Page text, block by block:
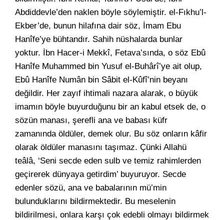
Abdiddevle’den naklen böyle söylemiştir. el-Fıkhu’l-
Ekber’de, bunun hilafına dair söz, İmam Ebu
Hanîfe’ye bühtandır. Sahih nüshalarda bunlar
yoktur. İbn Hacer-i Mekkî, Fetava’sında, o söz Ebû
Hanîfe Muhammed bin Yusuf el-Buhârî’ye ait olup,
Ebû Hanîfe Numân bin Sâbit el-Kûfî’nin beyanı
değildir. Her zayıf ihtimali nazara alarak, o büyük
imamın böyle buyurduğunu bir an kabul etsek de, o
sözün manası, şerefli ana ve babası küfr
zamanında öldüler, demek olur. Bu söz onların kâfir
olarak öldüler manasını taşımaz. Çünki Allahü
teâlâ, ‘Seni secde eden sulb ve temiz rahimlerden
geçirerek dünyaya getirdim’ buyuruyor. Secde
edenler sözü, ana ve babalarının mü’min
bulunduklarını bildirmektedir. Bu meselenin
bildirilmesi, onlara karşı çok edebli olmayı bildirmek